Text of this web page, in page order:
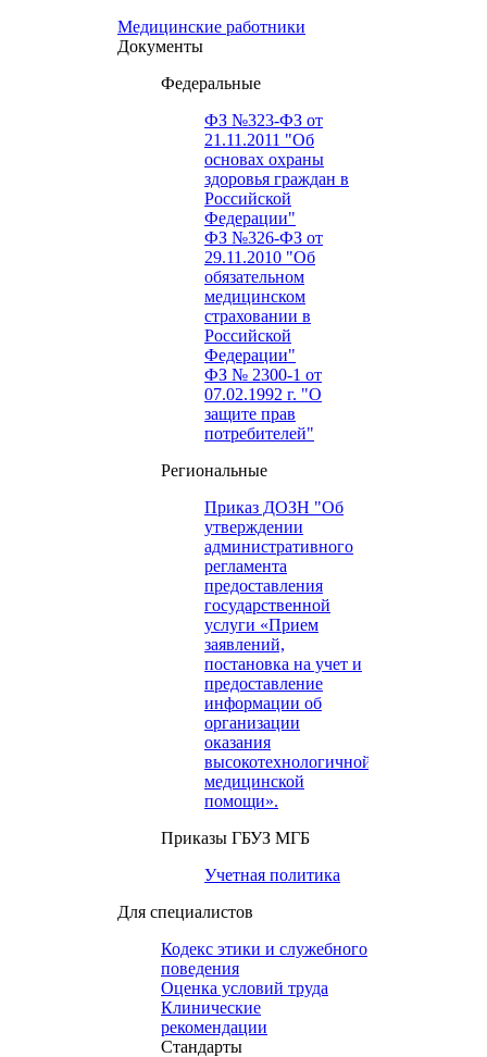
Медицинские работники
Документы
Федеральные
ФЗ №323-ФЗ от
21.11.2011 "Об
основах охраны
здоровья граждан в
Российской
Федерации"
ФЗ №326-ФЗ от
29.11.2010 "Об
обязательном
медицинском
страховании в
Российской
Федерации"
ФЗ № 2300-1 от
07.02.1992 г. "О
защите прав
потребителей"
Региональные
Приказ ДОЗН "Об
утверждении
административного
регламента
предоставления
государственной
услуги «Прием
заявлений,
постановка на учет и
предоставление
информации об
организации
оказания
высокотехнологичной
медицинской
помощи».
Приказы ГБУЗ МГБ
Учетная политика
Для специалистов
Кодекс этики и служебного
поведения
Оценка условий труда
Клинические
рекомендации
Cтандарты